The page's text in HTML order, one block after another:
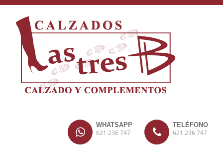
WHATSAPP
621 236 747
TELÉFONO
621 236 747